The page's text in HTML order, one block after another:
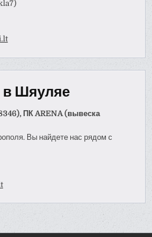
Шяуляе
ПК ARENA (вывеска
Вы найдете нас рядом с